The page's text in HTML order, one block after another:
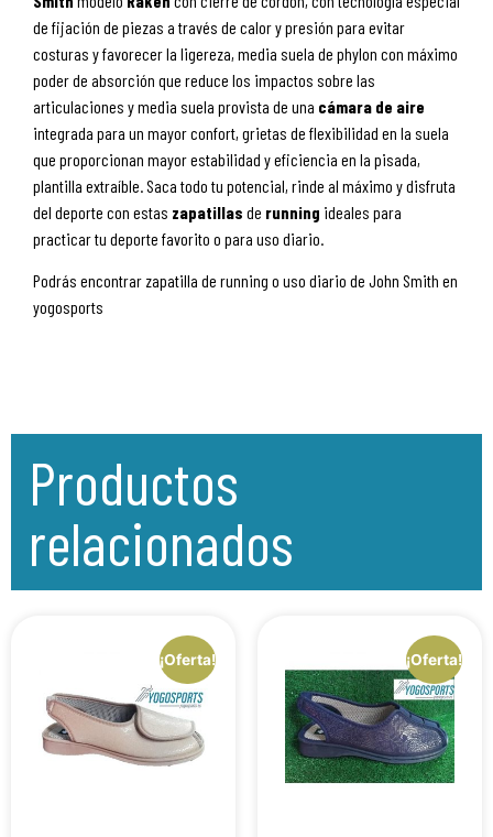
de fijación de piezas a través de calor y presión para evitar
costuras y favorecer la ligereza, media suela de phylon con máximo
poder de absorción que reduce los impactos sobre las
articulaciones y media suela provista de una cámara de aire
integrada para un mayor confort, grietas de flexibilidad en la suela
que proporcionan mayor estabilidad y eficiencia en la pisada,
plantilla extraíble. Saca todo tu potencial, rinde al máximo y disfruta
del deporte con estas zapatillas de running ideales para
practicar tu deporte favorito o para uso diario.
Podrás encontrar zapatilla de running o uso diario de John Smith en
yogosports
Productos
relacionados
¡Oferta! ¡Oferta!